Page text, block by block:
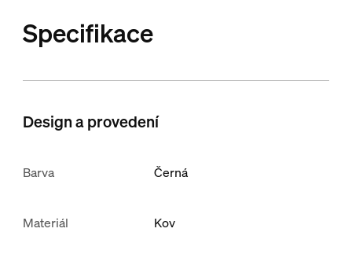
Specifikace
Design a provedení
Barva Černá
Materiál Kov